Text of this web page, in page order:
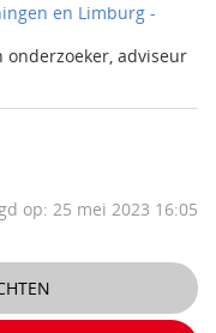
en Limburg -
onderzoeker, adviseur
op: 25 mei 2023 16:05